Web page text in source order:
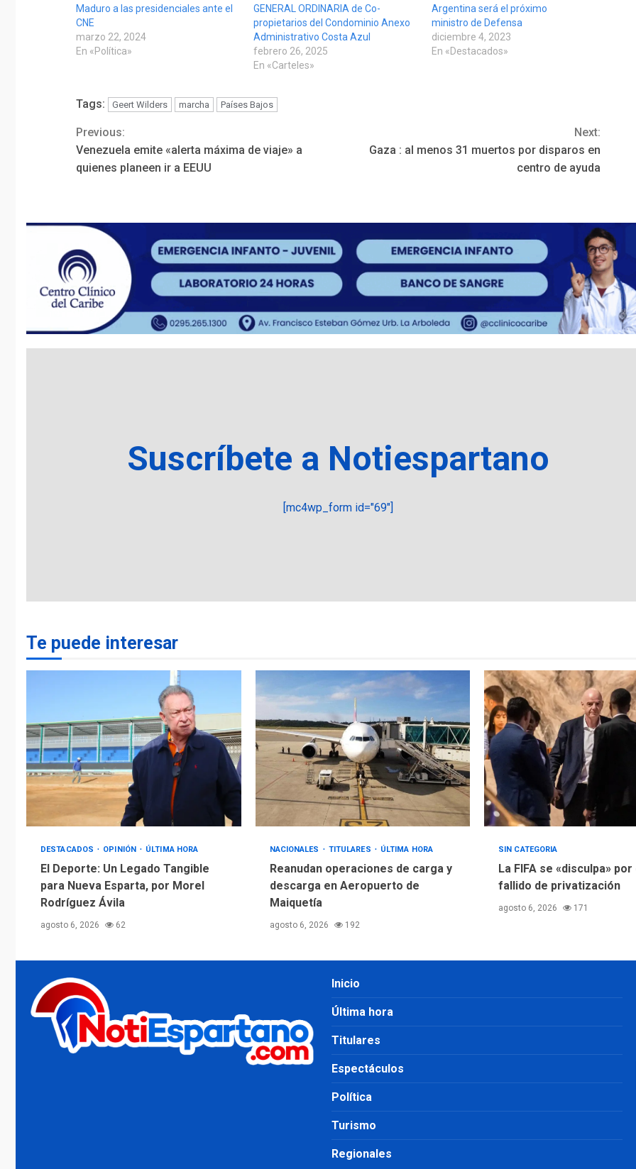
Maduro a las presidenciales ante el
CNE
marzo 22, 2024
En «Política»
GENERAL ORDINARIA de Co-
propietarios del Condominio Anexo
Administrativo Costa Azul
febrero 26, 2025
En «Carteles»
Argentina será el próximo
ministro de Defensa
diciembre 4, 2023
En «Destacados»
Tags: Geert Wilders marcha Países Bajos
Continue
Reading
Previous:
Venezuela emite «alerta máxima de viaje» a
quienes planeen ir a EEUU
Next:
Gaza : al menos 31 muertos por disparos en
centro de ayuda
Suscríbete a Notiespartano
[mc4wp_form id="69"]
Te puede interesar
DESTACADOS OPINIÓN ÚLTIMA HORA
El Deporte: Un Legado Tangible
para Nueva Esparta, por Morel
Rodríguez Ávila
agosto 6, 2026 62
NACIONALES TITULARES ÚLTIMA HORA
Reanudan operaciones de carga y
descarga en Aeropuerto de
Maiquetía
agosto 6, 2026 192
SIN CATEGORIA
La FIFA se «disculpa»
fallido de privatización
agosto 6, 2026 171
Inicio
Última hora
Titulares
Espectáculos
Política
Turismo
Regionales